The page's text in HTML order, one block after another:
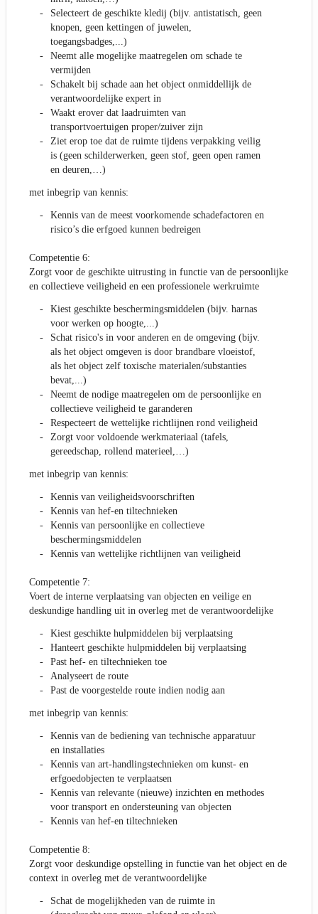
Selecteert de geschikte kledij (bijv. antistatisch, geen
knopen, geen kettingen of juwelen,
toegangsbadges,...)
Neemt alle mogelijke maatregelen om schade te
vermijden
Schakelt bij schade aan het object onmiddellijk de
verantwoordelijke expert in
Waakt erover dat laadruimten van
transportvoertuigen proper/zuiver zijn
Ziet erop toe dat de ruimte tijdens verpakking veilig
is (geen schilderwerken, geen stof, geen open ramen
en deuren,…)
met inbegrip van kennis:
Kennis van de meest voorkomende schadefactoren en
risico’s die erfgoed kunnen bedreigen
Competentie 6:
Zorgt voor de geschikte uitrusting in functie van de persoonlijke
en collectieve veiligheid en een professionele werkruimte
Kiest geschikte beschermingsmiddelen (bijv. harnas
voor werken op hoogte,...)
Schat risico's in voor anderen en de omgeving (bijv.
als het object omgeven is door brandbare vloeistof,
als het object zelf toxische materialen/substanties
bevat,...)
Neemt de nodige maatregelen om de persoonlijke en
collectieve veiligheid te garanderen
Respecteert de wettelijke richtlijnen rond veiligheid
Zorgt voor voldoende werkmateriaal (tafels,
gereedschap, rollend materieel,…)
met inbegrip van kennis:
Kennis van veiligheidsvoorschriften
Kennis van hef-en tiltechnieken
Kennis van persoonlijke en collectieve
beschermingsmiddelen
Kennis van wettelijke richtlijnen van veiligheid
Competentie 7:
Voert de interne verplaatsing van objecten en veilige en
deskundige handling uit in overleg met de verantwoordelijke
Kiest geschikte hulpmiddelen bij verplaatsing
Hanteert geschikte hulpmiddelen bij verplaatsing
Past hef- en tiltechnieken toe
Analyseert de route
Past de voorgestelde route indien nodig aan
met inbegrip van kennis:
Kennis van de bediening van technische apparatuur
en installaties
Kennis van art-handlingstechnieken om kunst- en
erfgoedobjecten te verplaatsen
Kennis van relevante (nieuwe) inzichten en methodes
voor transport en ondersteuning van objecten
Kennis van hef-en tiltechnieken
Competentie 8:
Zorgt voor deskundige opstelling in functie van het object en de
context in overleg met de verantwoordelijke
Schat de mogelijkheden van de ruimte in